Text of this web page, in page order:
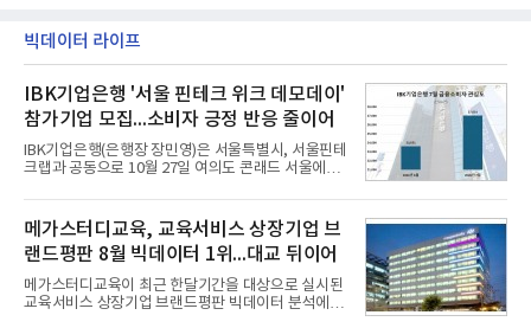
빅데이터 라이프
IBK기업은행 '서울 핀테크 위크 데모데이'
참가기업 모집...소비자 긍정 반응 줄이어
IBK기업은행(은행장 장민영)은 서울특별시, 서울핀테
크랩과 공동으로 10월 27일 여의도 콘래드 서울에서
IBK기업은행’에 참가할 기업을 모집한다고 10일 밝혔
다.이번 데모데이는 ‘AX 기반 디지털금융의 전환’을
주제로 개최되는 ‘서울 핀테크 위크 2026’의 공식 프
로그램으로, 우수한 AX 기반 핀테크 기업을 발굴하고
투자유치와 사업 협력 기회를 지원하기 위해 마련됐
다.참여 대상은 창업 7년 이내의 서울 소재 핀테크 스
타트업과 중소기업 창업 지원법에 따른 신사업 분야
메가스터디교육, 교육서비스 상장기업 브
랜드평판 8월 빅데이터 1위...대교 뒤이어
메가스터디교육이 최근 한달기간을 대상으로 실시된
교육서비스 상장기업 브랜드평판 빅데이터 분석에서